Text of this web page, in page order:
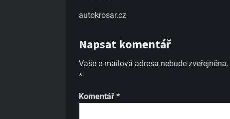
autokrosar.cz
Napsat komentář
Vaše e-mailová adresa nebude zveřejněna.
*
Komentář *